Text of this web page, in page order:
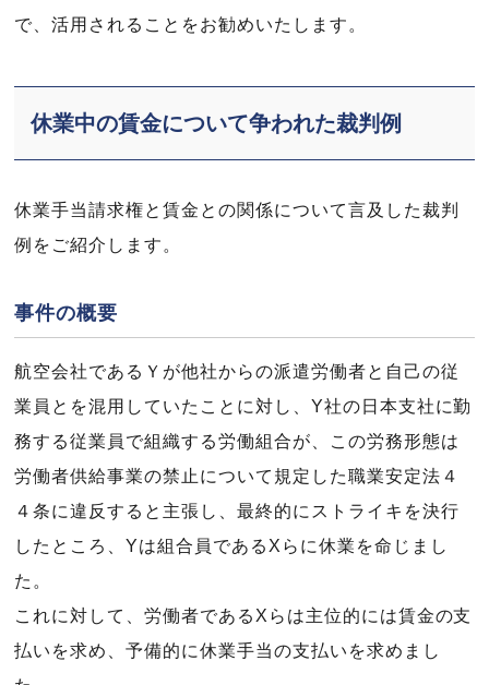
で、活用されることをお勧めいたします。
休業中の賃金について争われた裁判例
休業手当請求権と賃金との関係について言及した裁判
例をご紹介します。
事件の概要
航空会社であるＹが他社からの派遣労働者と自己の従
業員とを混用していたことに対し、Y社の日本支社に勤
務する従業員で組織する労働組合が、この労務形態は
労働者供給事業の禁止について規定した職業安定法４
４条に違反すると主張し、最終的にストライキを決行
したところ、Yは組合員であるXらに休業を命じまし
た。
これに対して、労働者であるXらは主位的には賃金の支
払いを求め、予備的に休業手当の支払いを求めまし